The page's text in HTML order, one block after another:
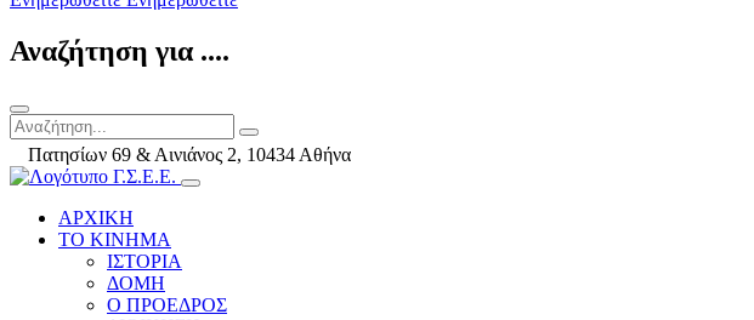
Αναζήτηση για ....
Πατησίων 69 & Αινιάνος 2, 10434 Αθήνα
ΑΡΧΙΚΗ
ΤΟ ΚΙΝΗΜΑ
ΙΣΤΟΡΙΑ
ΔΟΜΗ
Ο ΠΡΟΕΔΡΟΣ